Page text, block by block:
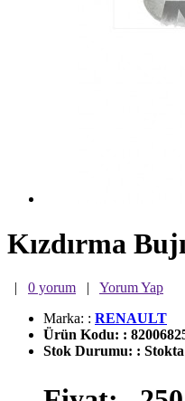
Kızdırma
| 0 yorum | Yorum Yap
Marka: : RENAULT
Ürün Kodu: :
Stok Durumu: :